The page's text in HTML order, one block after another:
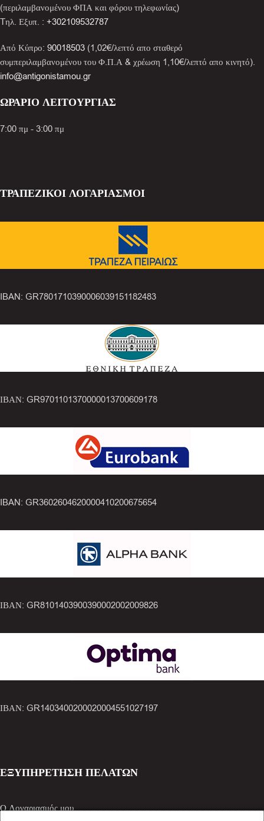
(περιλαμβανομένου ΦΠΑ και φόρου τηλεφωνίας)
Tηλ. Εξυπ. : +302109532787
Από Κύπρο: 90018503 (1,02€/λεπτό απο σταθερό
συμπεριλαμβανομένου του Φ.Π.Α & χρέωση 1,10€/λεπτό απο κινητό).
info@antigonistamou.gr
ΩΡΑΡΙΟ ΛΕΙΤΟΥΡΓΙΑΣ
7:00 πμ - 3:00 πμ
ΤΡΑΠΕΖΙΚΟΙ ΛΟΓΑΡΙΑΣΜΟΙ
IBAN: GR7801710390006039151182483
ΙΒΑΝ: GR9701101370000013700609178
IBAN: GR3602604620000410200675654
ΙΒΑΝ: GR8101403900390002002009826
ΙΒΑΝ: GR1403400200020004551027197
ΕΞΥΠΗΡΕΤΗΣΗ ΠΕΛΑΤΩΝ
Ο Λογαριασμός μου